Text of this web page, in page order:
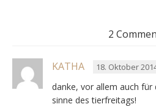
2
KATHA 18. Oktober
danke, vor allem auch
sinne des tierfreitags!